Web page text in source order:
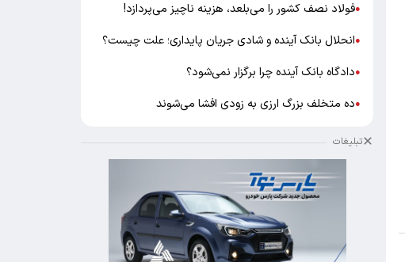
●فولاد نصف کشور را می‌بلعد، هزینه ناچیز می‌پردازد!
●انحلال بانک آینده و شادی جریان پایداری؛ علت چیست؟
●دادگاه بانک آینده چرا برگزار نمی‌شود؟
●ده متخلف بزرگ ارزی به زودی افشا می‌شوند
تبلیغات